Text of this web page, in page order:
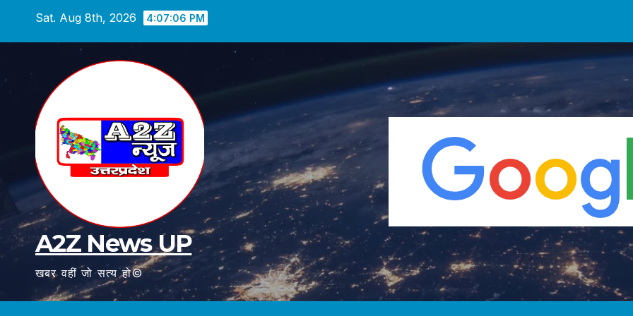
Sat. Aug 8th, 2026 4:07:07 PM
A2Z News UP
खबर वहीं जो सत्य हो©